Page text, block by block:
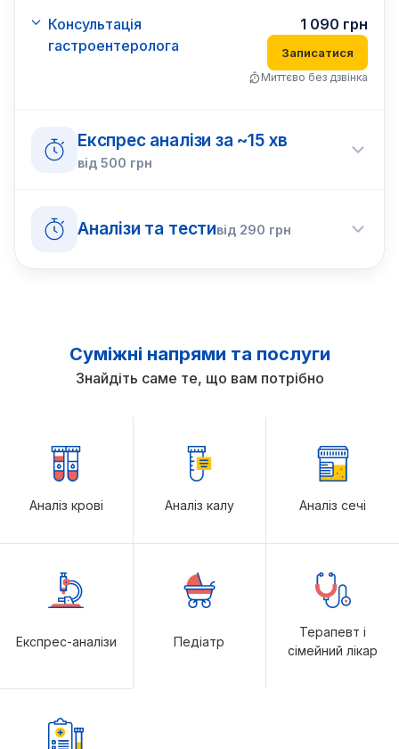
Консультація
гастроентеролога
1 090 грн
Записатися
Миттєво без дзвінка
Експрес аналізи за ~15 хв
від 500 грн
Аналізи та тестивід 290 грн
Суміжні напрями та послуги
Знайдіть саме те, що вам потрібно
Аналіз крові Аналіз калу Аналіз сечі
Експрес-аналізи Педіатр
Терапевт і
сімейний лікар